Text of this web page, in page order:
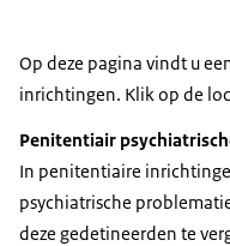
Op deze pagina vindt u
inrichtingen. Klik op de
Penitentiair
In penitentiaire
psychiatrische
deze gedetineerden te